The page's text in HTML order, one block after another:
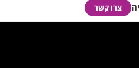
צרו קשר